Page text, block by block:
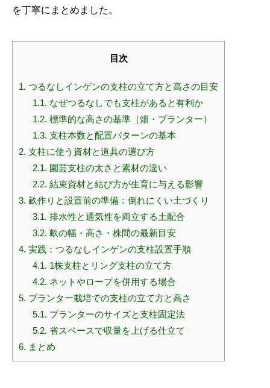
を丁寧にまとめました。
目次
1. つるなしインゲンの支柱の立て方と高さの目安
1.1. なぜつるなしでも支柱があると有利か
1.2. 標準的な高さの基準（畑・プランター）
1.3. 支柱本数と配置パターンの基本
2. 支柱に使う資材と道具の選び方
2.1. 園芸支柱の太さと素材の違い
2.2. 結束資材と結び方が生育に与える影響
3. 畝作りと設置前の準備：倒れにくい土づくり
3.1. 排水性と通気性を両立する土配合
3.2. 畝の幅・高さ・株間の最新目安
4. 実践：つるなしインゲンの支柱設置手順
4.1. 1株支柱とリング支柱の立て方
4.2. ネットやロープを併用する場合
5. プランター栽培での支柱の立て方と高さ
5.1. プランターのサイズと支柱固定法
5.2. 省スペースで収量を上げる仕立て
6. まとめ